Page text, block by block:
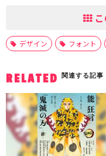
デザイン フォント
RELATED 関連する記事